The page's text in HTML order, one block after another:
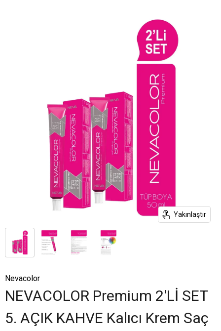
Yakınlaştır
Nevacolor
NEVACOLOR Premium 2'Lİ SET
5. AÇIK KAHVE Kalıcı Krem Saç